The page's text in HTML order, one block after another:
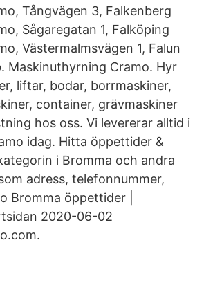
Tångvägen 3, Falkenberg
Sågaregatan 1, Falköping
Västermalmsvägen 1, Falun
Maskinuthyrning Cramo. Hyr
liftar, bodar, borrmaskiner,
container, grävmaskiner
hos oss. Vi levererar alltid i
idag. Hitta öppettider &
i Bromma och andra
adress, telefonnummer,
Bromma öppettider |
2020-06-02